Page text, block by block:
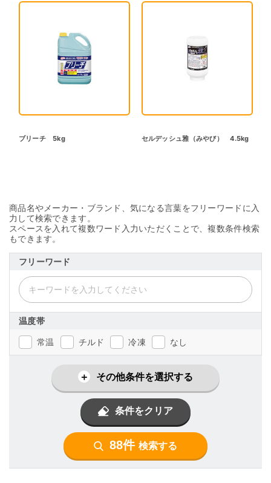
ブリーチ 5kg セルデッシュ雅（みやび） 4.5kg
商品名やメーカー・ブランド、気になる言葉をフリーワードに入
力して検索できます。
スペースを入れて複数ワード入力いただくことで、複数条件検索
もできます。
フリーワード
温度帯
常温 チルド 冷凍 なし
その他条件を選択する
条件をクリア
88件 検索する